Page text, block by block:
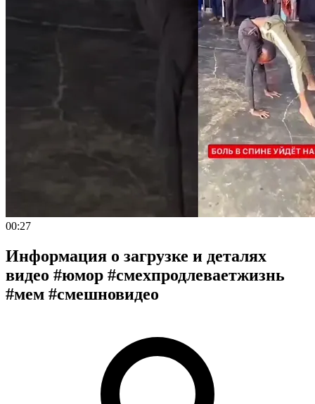
00:27
Информация о загрузке и деталях
видео #юмор #смехпродлеваетжизнь
#мем #смешновидео